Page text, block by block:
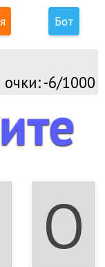
Бот
-7/1000
О